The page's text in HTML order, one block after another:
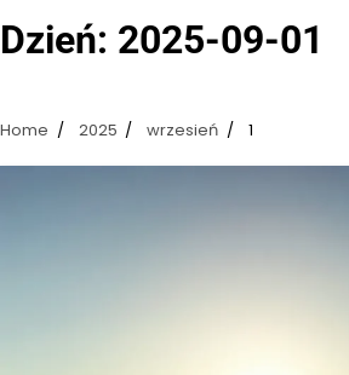
Dzień: 2025-09-01
Home 2025 wrzesień 1